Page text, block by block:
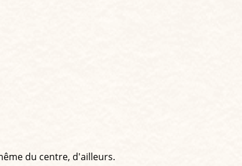
du centre, d'ailleurs.